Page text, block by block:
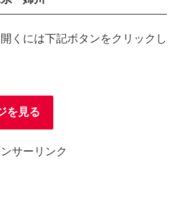
くには下記ボタンをクリックし
を見る
サーリンク